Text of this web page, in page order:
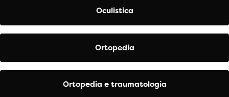
Oculistica
Ortopedia
Ortopedia e traumatologia